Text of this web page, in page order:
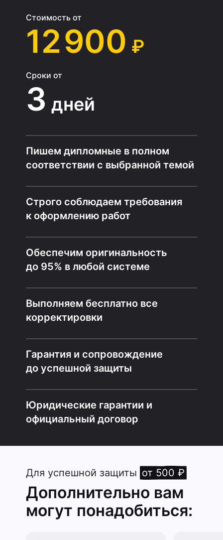
Стоимость от
12 900 ₽
Сроки от
3 дней
Пишем дипломные в полном
соответствии с выбранной темой
Строго соблюдаем требования
к оформлению работ
Обеспечим оригинальность
до 95% в любой системе
Выполняем бесплатно все
корректировки
Гарантия и сопровождение
до успешной защиты
Юридические гарантии и
официальный договор
Для успешной защиты от 500 ₽
Дополнительно вам
могут понадобиться: